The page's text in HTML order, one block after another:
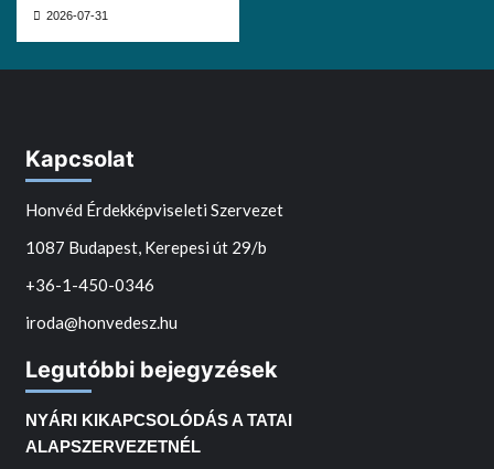
2026-07-31
Kapcsolat
Honvéd Érdekképviseleti Szervezet
1087 Budapest, Kerepesi út 29/b
+36-1-450-0346
iroda@honvedesz.hu
Legutóbbi bejegyzések
NYÁRI KIKAPCSOLÓDÁS A TATAI
ALAPSZERVEZETNÉL